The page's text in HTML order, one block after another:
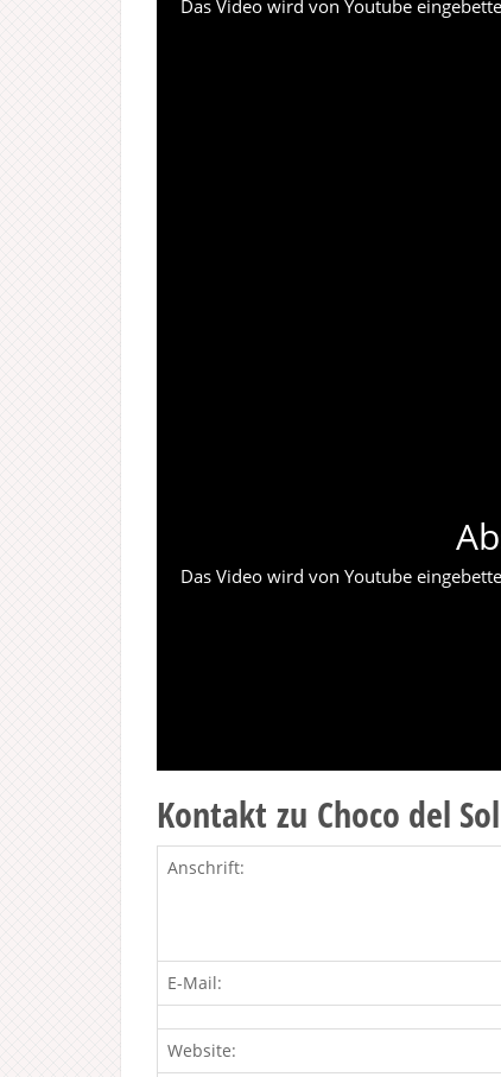
Das Video wird von Youtube
Das Video wird von Youtube
Kontakt zu Choco del Sol
Anschrift:
E-Mail:
Website: